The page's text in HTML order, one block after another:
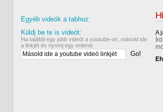
A
Egyéb videók a tabhoz:
Küldj be te is videót:
Ha találtál egy jobb videót a youtube-on, másold ide
a linkjét és nyomj egy enteret
Go!